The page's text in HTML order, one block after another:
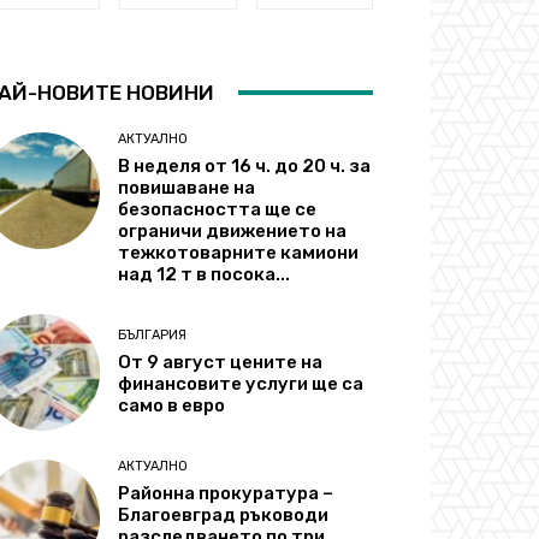
НОВИТЕ НОВИНИ
АКТУАЛНО
В неделя от 16 ч. до 20 ч. за
повишаване на
безопасността ще се
ограничи движението на
тежкотоварните камиони
над 12 т в посока...
БЪЛГАРИЯ
От 9 август цените на
финансовите услуги ще са
само в евро
АКТУАЛНО
Районна прокуратура –
Благоевград ръководи